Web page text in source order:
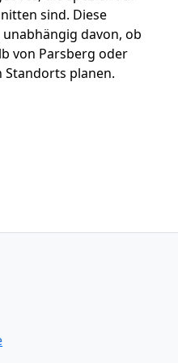
sind. Diese
davon, ob
von Parsberg oder
planen.